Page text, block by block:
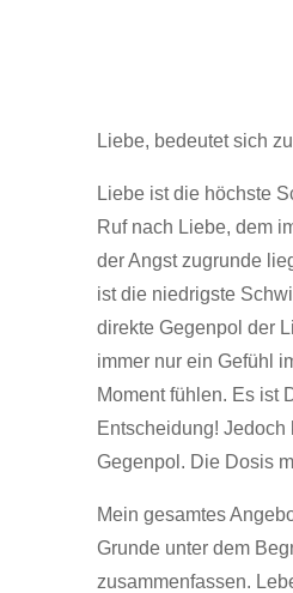
Liebe, bedeutet sich
Liebe ist die höchste
Ruf nach Liebe, dem
der Angst zugrunde
ist die niedrigste
direkte Gegenpol der
immer nur ein Gefühl
Moment fühlen. Es ist
Entscheidung! Jedoch
Gegenpol. Die Dosis
Mein gesamtes
Grunde unter dem
zusammenfassen.